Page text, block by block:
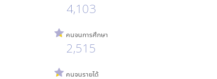
4,103
คนจนการศึกษา
2,515
คนจนรายได้